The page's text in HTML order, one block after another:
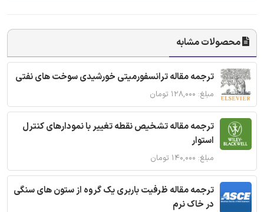
محصولات مشابه
ترجمه مقاله ترانسفورمیتی خورشیدی سوخت های نفتی
مبلغ: ۱۲۸,۰۰۰ تومان
ترجمه مقاله تشخیص نقطه تغییر با نمودارهای کنترل
استوار
مبلغ: ۱۴۰,۰۰۰ تومان
ترجمه مقاله ظرفیت باربری یک گروه از ستون های سنگی
در خاک نرم